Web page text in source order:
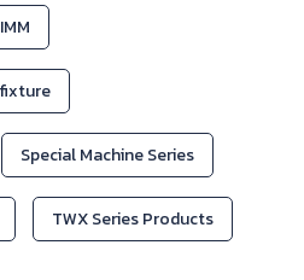
Special Machine Series
TWX Series Products